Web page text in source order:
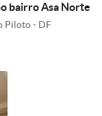
bairro Asa Norte
Piloto - DF